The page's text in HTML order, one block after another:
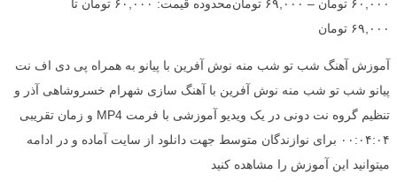
۶۰,۰۰۰ تومان – ۶۹,۰۰۰ تومان
محدوده قیمت: ۶۰,۰۰۰ تومان تا
۶۹,۰۰۰ تومان
آموزش آهنگ شب تو شب منه نوش آفرین با پیانو به همراه پی دی اف نت
پیانو شب تو شب منه نوش آفرین با آهنگ سازی شهرام خسروشاهی آذر و
تنظیم گروه نت دونی در یک ویدیو آموزشی با فرمت MP4 و زمان تقریبی
۰۰:۰۴:۰۴ برای نوازندگان متوسط جهت دانلود از سایت آماده و در ادامه
میتوانید این آموزش را مشاهده کنید